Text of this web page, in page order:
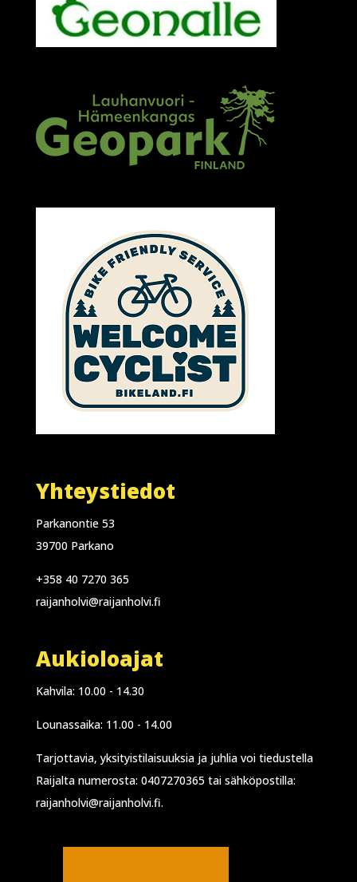
Yhteystiedot
Parkanontie 53
39700 Parkano
+358 40 7270 365
raijanholvi@raijanholvi.fi
Aukioloajat
Kahvila: 10.00 - 14.30
Lounassaika: 11.00 - 14.00
Tarjottavia, yksityistilaisuuksia ja juhlia voi tiedustella
Raijalta numerosta: 0407270365 tai sähköpostilla:
raijanholvi@raijanholvi.fi.